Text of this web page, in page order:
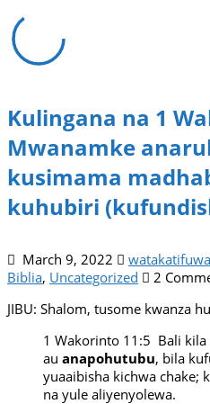
Kulingana na 1
Mwanamke
kusimama
kuhubiri
March 9, 2022
Biblia, Uncategorized
2
JIBU: Shalom, tusome kwanza
1 Wakorinto 11:5 Bali kila
au anapohutubu, bila
yuaaibisha kichwa chake;
na yule aliyenyolewa.